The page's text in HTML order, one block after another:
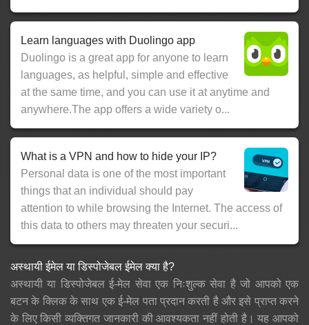
Learn languages with Duolingo app
Duolingo is a great app for anyone to learn
languages, as helpful, simple and effective
at the same time, and you can use it at anytime and
anywhere.The app offers a wide variety o...
What is a VPN and how to hide your IP?
Personal data is one of the most important
things that an individual should pay
attention to while browsing the Internet. The access of
this data to others may threaten your securi...
अस्थायी ईमेल या डिस्पोजेबल ईमेल क्या है?
अस्थायी या डिस्पोजेबल ई-मेल सेवा एक निःशुल्क सेवा है जो आपको एक
बटन के क्लिक के साथ एक ई-मेल पता प्रदान करती है और इसे प्राप्त करने
के लिए किसी व्यक्तिगत जानकारी की आवश्यकता नहीं होती है। यह आपको